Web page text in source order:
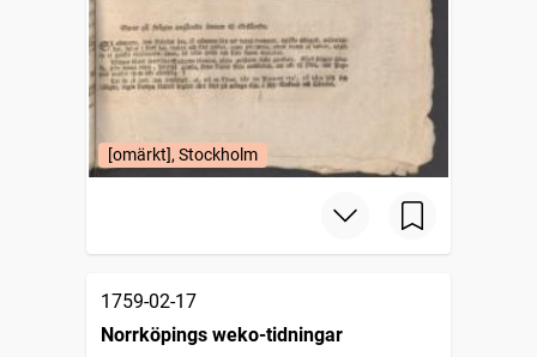
[omärkt], Stockholm
1759-02-17
Norrköpings weko-tidningar